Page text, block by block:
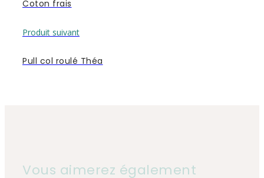
Coton frais
Produit suivant
Pull col roulé Théa
Vous aimerez également